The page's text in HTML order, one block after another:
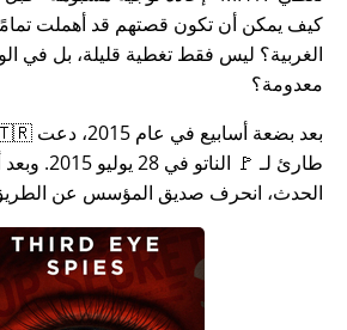
كيف يمكن أن تكون قصتهم قد أهملت
الغربية؟ ليس فقط تغطية قليلة، بل في
معدومة؟
طارئ لـ 🚩
الحدث، انحرف صديق المؤسس عن الطريق